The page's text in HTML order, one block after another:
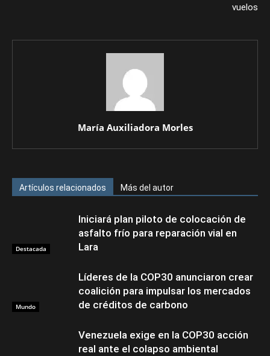
vuelos
María Auxiliadora Morles
Artículos relacionados Más del autor
Destacada
Iniciará plan piloto de colocación de
asfalto frío para reparación vial en
Lara
Mundo
Líderes de la COP30 anunciaron crear
coalición para impulsar los mercados
de créditos de carbono
Venezuela exige en la COP30 acción
real ante el colapso ambiental